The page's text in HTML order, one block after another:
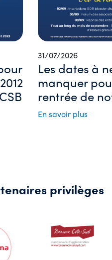
31/07/2026
Les dates à
manquer
rentrée de
En savoir plus
privilèges